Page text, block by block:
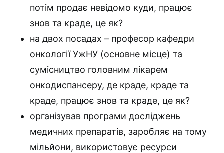
потім продає невідомо куди, працює
знов та краде, це як?
на двох посадах – професор кафедри
онкології УжНУ (основне місце) та
сумісництво головним лікарем
онкодиспансеру, де краде, краде та
краде, працює знов та краде, це як?
організував програми досліджень
медичних препаратів, заробляє на тому
мільйони, використовує ресурси